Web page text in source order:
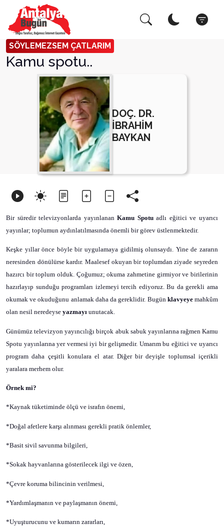
SÖYLEMEZSEM ÇATLARIM
Kamu spotu..
DOÇ. DR.
İBRAHİM
BAYKAN
Bir süredir televizyonlarda yayınlananKamu Spotuadlı eğitici ve uyarıcı
yayınlar; toplumun aydınlatılmasında önemli bir görev üstlenmektedir.
Keşke yıllar önce böyle bir uygulamaya gidilmiş olunsaydı. Yine de zararın
neresinden dönülürse kardır. Maalesef okuyan bir toplumdan ziyade seyreden
hazırcı bir toplum olduk. Çoğumuz; okuma zahmetine girmiyor ve birilerinin
hazırlayıp sunduğu programları izlemeyi tercih ediyoruz. Bu da gerekli ama
okumak ve okuduğunu anlamak daha da gereklidir. Bugün klavyeyemahkûm
olan nesil neredeyse yazmayı unutacak.
Günümüz televizyon yayıncılığı birçok abuk sabuk yayınlarına rağmen Kamu
Spotu yayınlarına yer vermesi iyi bir gelişmedir. Umarım bu eğitici ve uyarıcı
program daha çeşitli konulara el atar. Diğer bir deyişle toplumsal içerikli
yaralara merhem olur.
Örnek mi?
*Kaynak tüketiminde ölçü ve israfın önemi,
*Doğal afetlere karşı alınması gerekli pratik önlemler,
*Basit sivil savunma bilgileri,
*Sokak hayvanlarına gösterilecek ilgi ve özen,
*Çevre koruma bilincinin verilmesi,
*Yardımlaşmanın ve paylaşmanın önemi,
*Uyuşturucunu ve kumarın zararları,
Arama Yap! Kapat